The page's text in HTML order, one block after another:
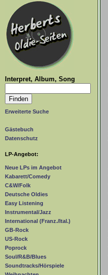
Interpret, Album, Song
Erweiterte Suche
Gästebuch
Datenschutz
LP-Angebot:
Neue LPs im Angebot
Kabarett/Comedy
C&W/Folk
Deutsche Oldies
Easy Listening
Instrumental/Jazz
International (Franz./Ital.)
GB-Rock
US-Rock
Poprock
Soul/R&B/Blues
Soundtracks/Hörspiele